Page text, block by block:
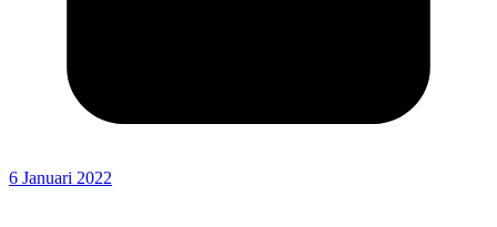
6 Januari 2022